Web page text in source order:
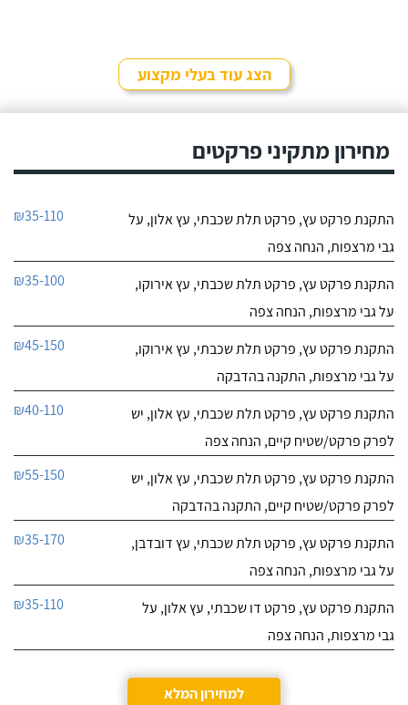
הצג עוד בעלי מקצוע
מחירון מתקיני פרקטים
התקנת פרקט עץ, פרקט תלת שכבתי, עץ אלון, על
גבי מרצפות, הנחה צפה
₪35-110
התקנת פרקט עץ, פרקט תלת שכבתי, עץ אירוקו,
על גבי מרצפות, הנחה צפה
₪35-100
התקנת פרקט עץ, פרקט תלת שכבתי, עץ אירוקו,
על גבי מרצפות, התקנה בהדבקה
₪45-150
התקנת פרקט עץ, פרקט תלת שכבתי, עץ אלון, יש
לפרק פרקט/שטיח קיים, הנחה צפה
₪40-110
התקנת פרקט עץ, פרקט תלת שכבתי, עץ אלון, יש
לפרק פרקט/שטיח קיים, התקנה בהדבקה
₪55-150
התקנת פרקט עץ, פרקט תלת שכבתי, עץ דובדבן,
על גבי מרצפות, הנחה צפה
₪35-170
התקנת פרקט עץ, פרקט דו שכבתי, עץ אלון, על
גבי מרצפות, הנחה צפה
₪35-110
למחירון המלא